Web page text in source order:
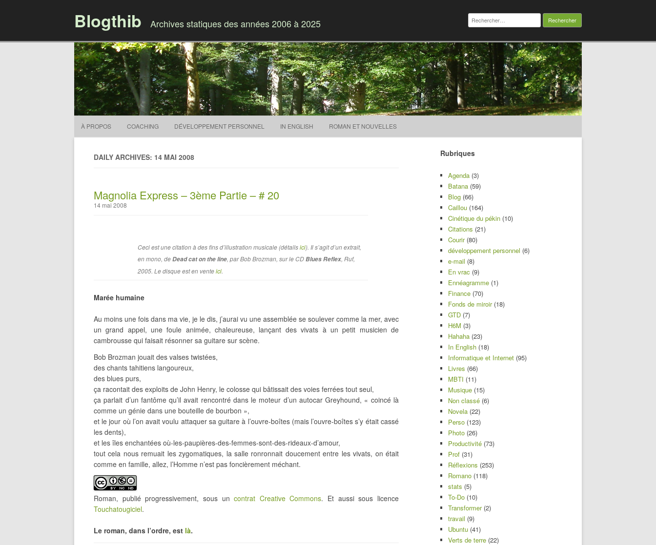
Blogthib Archives statiques des années 2006 à 2025
Rechercher :
À PROPOS COACHING DÉVELOPPEMENT PERSONNEL IN ENGLISH ROMAN ET NOUVELLES
DAILY ARCHIVES: 14 MAI 2008
Magnolia Express – 3ème Partie – # 20
14 mai 2008
Ceci est une citation à des fins d’illustration musicale (détailsici). Il s’agit d’un extrait,
en mono, deDead cat on the line, par Bob Brozman, sur le CDBlues Reflex, Ruf,
2005. Le disque est en venteici.
Marée humaine
Au moins une fois dans ma vie, je le dis, j’aurai vu une assemblée se soulever comme la mer, avec
un grand appel, une foule animée, chaleureuse, lançant des vivats à un petit musicien de
cambrousse qui faisait résonner sa guitare sur scène.
Bob Brozman jouait des valses twistées,
des chants tahitiens langoureux,
des blues purs,
ça racontait des exploits de John Henry, le colosse qui bâtissait des voies ferrées tout seul,
ça parlait d’un fantôme qu’il avait rencontré dans le moteur d’un autocar Greyhound, « coincé là
comme un génie dans une bouteille de bourbon »,
et le jour où l’on avait voulu attaquer sa guitare à l’ouvre-boîtes (mais l’ouvre-boîtes s’y était cassé
les dents),
et les îles enchantées où-les-paupières-des-femmes-sont-des-rideaux-d’amour,
tout cela nous remuait les zygomatiques, la salle ronronnait doucement entre les vivats, on était
comme en famille, allez, l’Homme n’est pas foncièrement méchant.
Roman, publié progressivement, sous uncontrat Creative Commons. Et aussi sous licence
Touchatougiciel.
Le roman, dans l’ordre, est là.
Rubriques
Agenda (3)
Batana (59)
Blog (66)
Caillou (164)
Cinétique du pékin (10)
Citations (21)
Courir(80)
développement personnel (6)
e-mail (8)
En vrac (9)
Ennéagramme (1)
Finance (70)
Fonds de miroir(18)
GTD (7)
H6M (3)
Hahaha (23)
In English (18)
Informatique et Internet (95)
Livres (66)
MBTI (11)
Musique (15)
Non classé (6)
Novela (22)
Perso (123)
Photo (26)
Productivité (73)
Prof (31)
Réflexions (253)
Romano (118)
stats (5)
To-Do (10)
Transformer(2)
travail (9)
Ubuntu (41)
Verts de terre (22)